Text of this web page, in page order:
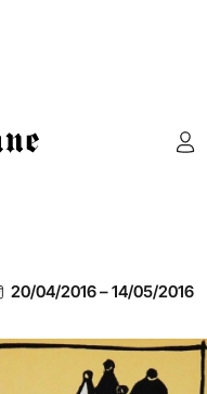
20/04/2016–14/05/2016